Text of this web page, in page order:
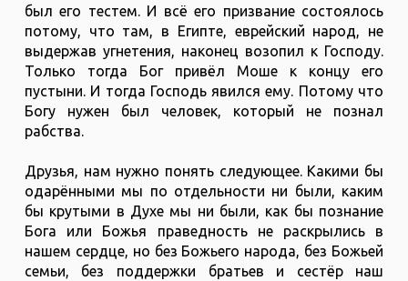
был его тестем. И всё его призвание состоялось
потому, что там, в Египте, еврейский народ, не
выдержав угнетения, наконец возопил к Господу.
Только тогда Бог привёл Моше к концу его
пустыни. И тогда Господь явился ему. Потому что
Богу нужен был человек, который не познал
рабства.
Друзья, нам нужно понять следующее. Какими бы
одарёнными мы по отдельности ни были, каким
бы крутыми в Духе мы ни были, как бы познание
Бога или Божья праведность не раскрылись в
нашем сердце, но без Божьего народа, без Божьей
семьи, без поддержки братьев и сестёр наш